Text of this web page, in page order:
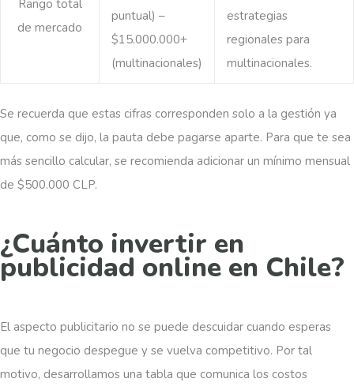
Rango total
de mercado
puntual) –
$15.000.000+
(multinacionales)
estrategias
regionales para
multinacionales.
Se recuerda que estas cifras corresponden solo a la gestión ya
que, como se dijo, la pauta debe pagarse aparte. Para que te sea
más sencillo calcular, se recomienda adicionar un mínimo mensual
de $500.000 CLP.
¿Cuánto invertir en
publicidad online en Chile?
El aspecto publicitario no se puede descuidar cuando esperas
que tu negocio despegue y se vuelva competitivo. Por tal
motivo, desarrollamos una tabla que comunica los costos